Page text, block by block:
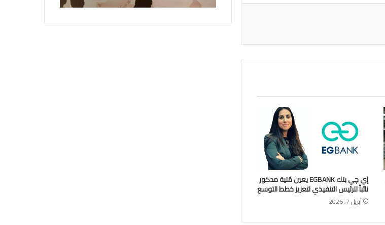
إي چي بنك EGBANK يعين مُنية مدكور
نائباً للرئيس التنفيذي لتعزيز خطط التوسع
أبريل 7, 2026